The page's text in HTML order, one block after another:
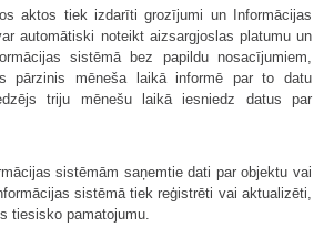
aktos tiek izdarīti grozījumi un Informācijas
automātiski noteikt aizsargjoslas platumu un
sistēmā bez papildu nosacījumiem,
pārzinis mēneša laikā informē par to datu
triju mēnešu laikā iesniedz datus par
sistēmām saņemtie dati par objektu vai
sistēmā tiek reģistrēti vai aktualizēti,
tiesisko pamatojumu.